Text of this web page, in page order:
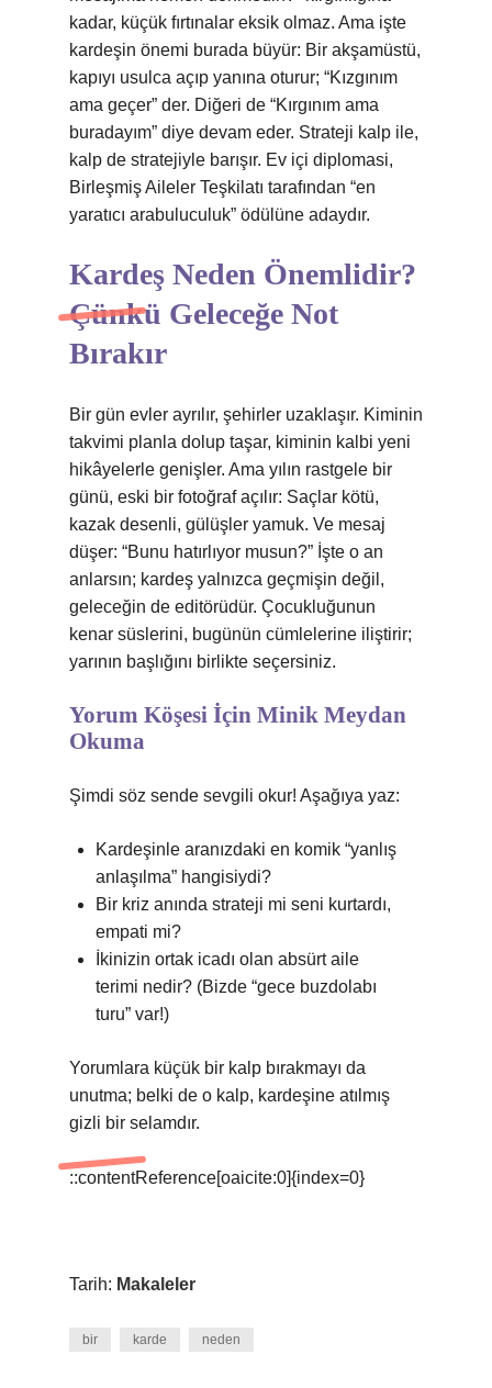
kadar, küçük fırtınalar eksik olmaz. Ama işte
kardeşin önemi burada büyür: Bir akşamüstü,
kapıyı usulca açıp yanına oturur; “Kızgınım
ama geçer” der. Diğeri de “Kırgınım ama
buradayım” diye devam eder. Strateji kalp ile,
kalp de stratejiyle barışır. Ev içi diplomasi,
Birleşmiş Aileler Teşkilatı tarafından “en
yaratıcı arabuluculuk” ödülüne adaydır.
Kardeş Neden Önemlidir?
Çünkü Geleceğe Not
Bırakır
Bir gün evler ayrılır, şehirler uzaklaşır. Kiminin
takvimi planla dolup taşar, kiminin kalbi yeni
hikâyelerle genişler. Ama yılın rastgele bir
günü, eski bir fotoğraf açılır: Saçlar kötü,
kazak desenli, gülüşler yamuk. Ve mesaj
düşer: “Bunu hatırlıyor musun?” İşte o an
anlarsın; kardeş yalnızca geçmişin değil,
geleceğin de editörüdür. Çocukluğunun
kenar süslerini, bugünün cümlelerine iliştirir;
yarının başlığını birlikte seçersiniz.
Yorum Köşesi İçin Minik Meydan
Okuma
Şimdi söz sende sevgili okur! Aşağıya yaz:
Kardeşinle aranızdaki en komik “yanlış
anlaşılma” hangisiydi?
Bir kriz anında strateji mi seni kurtardı,
empati mi?
İkinizin ortak icadı olan absürt aile
terimi nedir? (Bizde “gece buzdolabı
turu” var!)
Yorumlara küçük bir kalp bırakmayı da
unutma; belki de o kalp, kardeşine atılmış
gizli bir selamdır.
::contentReference[oaicite:0]{index=0}
Tarih: Makaleler
bir karde neden